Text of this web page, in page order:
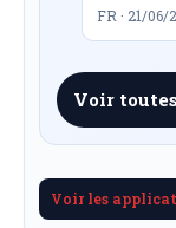
FR · 21/06/
Voir
Voir les